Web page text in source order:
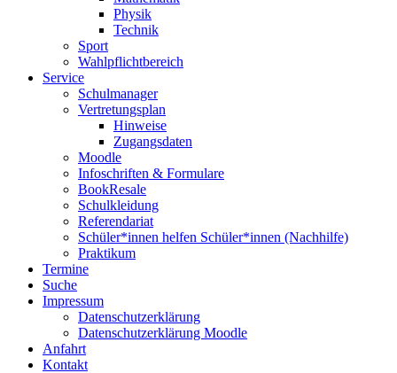
Physik
Technik
Sport
Wahlpflichtbereich
Service
Schulmanager
Vertretungsplan
Hinweise
Zugangsdaten
Moodle
Infoschriften & Formulare
BookResale
Schulkleidung
Referendariat
Schüler*innen helfen Schüler*innen (Nachhilfe)
Praktikum
Termine
Suche
Impressum
Datenschutzerklärung
Datenschutzerklärung Moodle
Anfahrt
Kontakt